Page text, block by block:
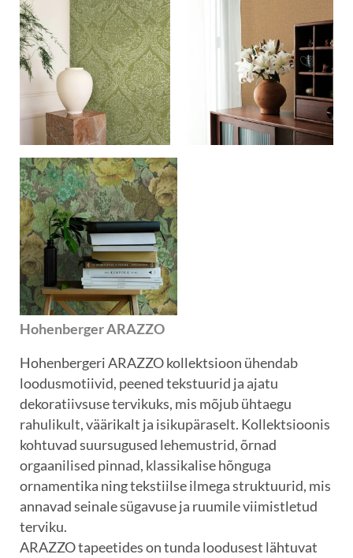
Hohenberger ARAZZO
Hohenbergeri ARAZZO kollektsioon ühendab
loodusmotiivid, peened tekstuurid ja ajatu
dekoratiivsuse tervikuks, mis mõjub ühtaegu
rahulikult, väärikalt ja isikupäraselt. Kollektsioonis
kohtuvad suursugused lehemustrid, õrnad
orgaanilised pinnad, klassikalise hõnguga
ornamentika ning tekstiilse ilmega struktuurid, mis
annavad seinale sügavuse ja ruumile viimistletud
terviku.
ARAZZO tapeetides on tunda loodusest lähtuvat